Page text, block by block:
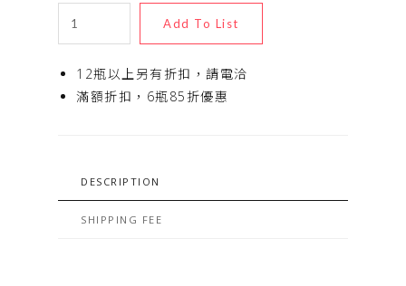
12瓶以上另有折扣，請電洽
滿額折扣，6瓶85折優惠
DESCRIPTION
SHIPPING FEE